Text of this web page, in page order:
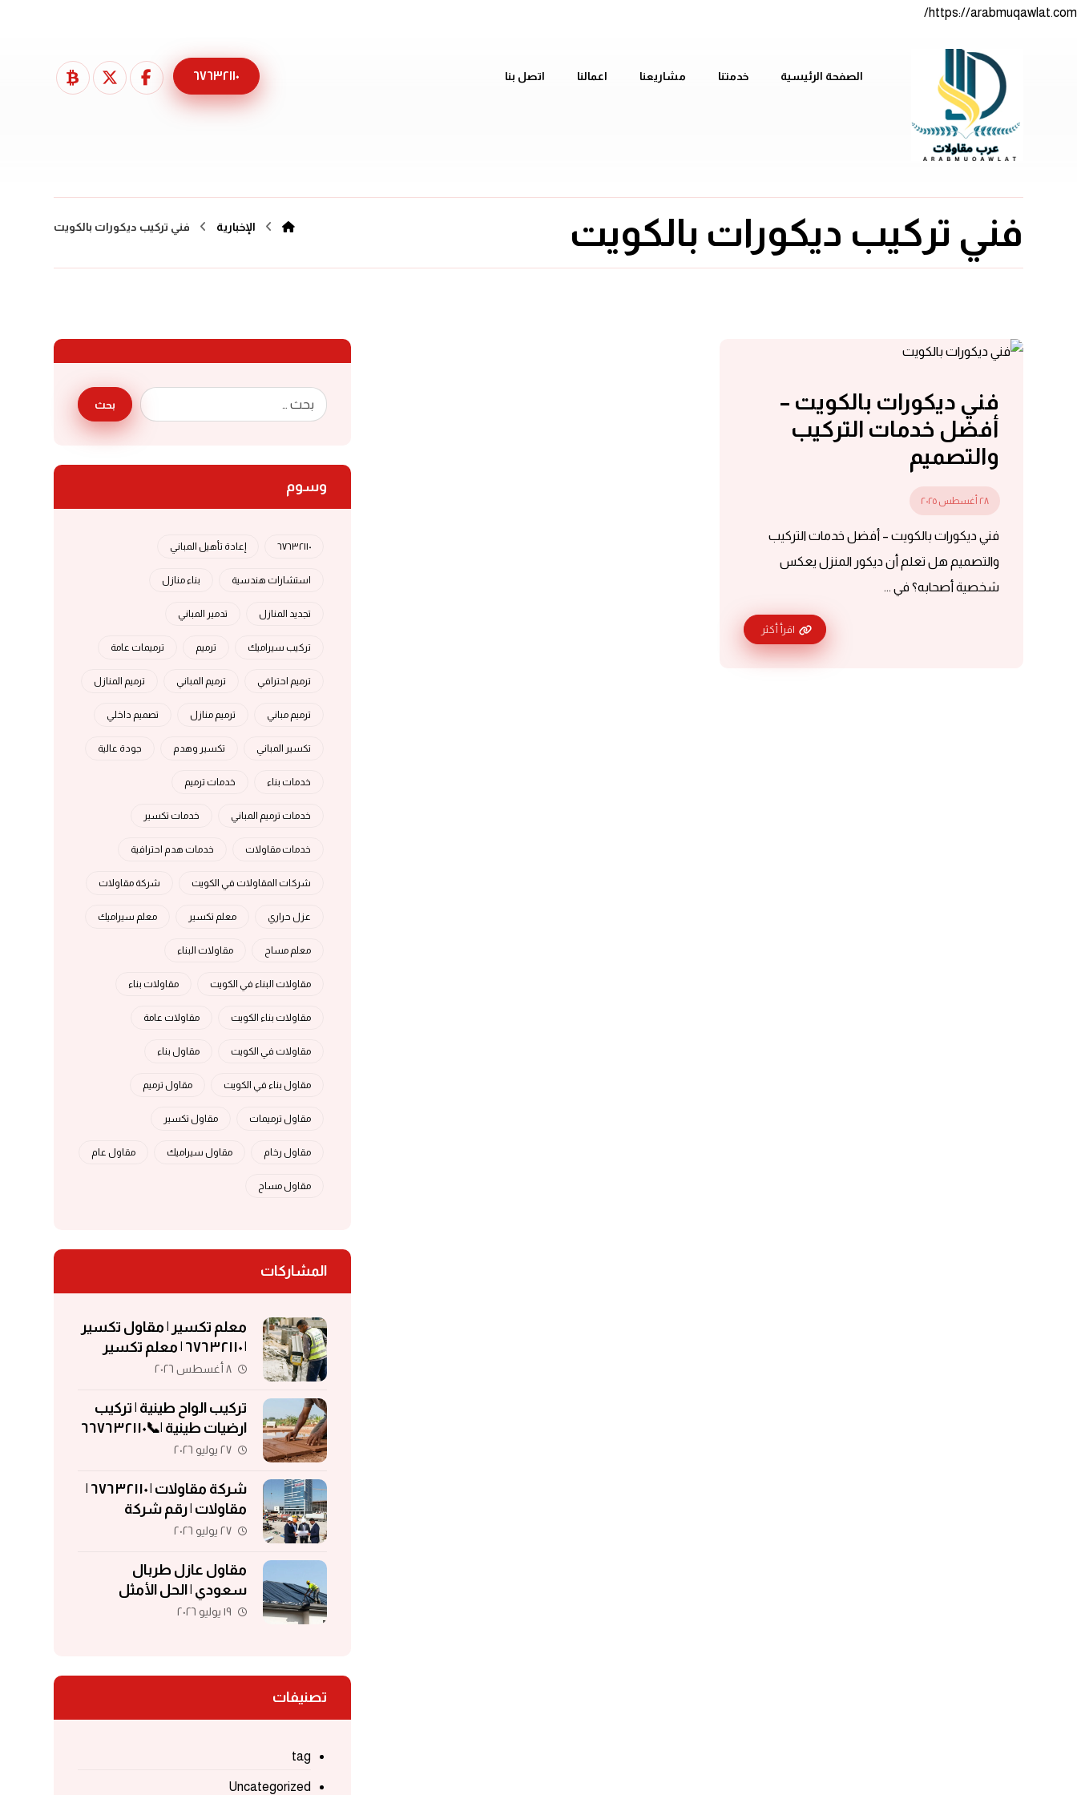
https://arabmuqawlat.com/
الصفحة الرئيسية خدمتنا مشاريعنا اعمالنا اتصل بنا ٦٧٦٣٢١١٠
فني تركيب ديكورات بالكويت الإخبارية فني تركيب ديكورات بالكويت
فني ديكورات بالكويت –
أفضل خدمات التركيب
والتصميم
٢٨ أغسطس ٢٠٢٥
فني ديكورات بالكويت – أفضل خدمات التركيب
والتصميم هل تعلم أن ديكور المنزل يعكس
شخصية أصحابه؟ في ...
اقرأ أكثر
بحث
وسوم
٦٧٦٣٢١١٠ إعادة تأهيل المباني
استشارات هندسية بناء منازل
تجديد المنازل تدمير المباني
تركيب سيراميك ترميم ترميمات عامة
ترميم احترافي ترميم المباني ترميم المنازل
ترميم مباني ترميم منازل تصميم داخلي
تكسير المباني تكسير وهدم جودة عالية
خدمات بناء خدمات ترميم
خدمات ترميم المباني خدمات تكسير
خدمات مقاولات خدمات هدم احترافية
شركات المقاولات في الكويت شركة مقاولات
عزل حراري معلم تكسير معلم سيراميك
معلم مساح مقاولات البناء
مقاولات البناء في الكويت مقاولات بناء
مقاولات بناء الكويت مقاولات عامة
مقاولات في الكويت مقاول بناء
مقاول بناء في الكويت مقاول ترميم
مقاول ترميمات مقاول تكسير
مقاول رخام مقاول سيراميك مقاول عام
مقاول مساح
المشاركات
معلم تكسير | مقاول تكسير
| ٦٧٦٣٢١١٠ | معلم تكسير
بالكويت
٨ أغسطس ٢٠٢٦
تركيب الواح طينية | تركيب
ارضيات طينية |📞٦٦٧٦٣٢١١٠
| الواح طينية | معلم تركيب
٢٧ يوليو ٢٠٢٦
شركة مقاولات | ٦٧٦٣٢١١٠ |
مقاولات | رقم شركة
مقاولات | مقاولات الكويت
٢٧ يوليو ٢٠٢٦
مقاول عازل طربال
سعودي | الحل الأمثل
لحماية الأسطح والمباني
١٩ يوليو ٢٠٢٦
تصنيفات
tag
Uncategorized